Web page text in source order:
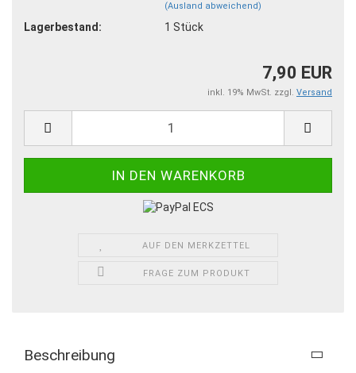
(Ausland abweichend)
Lagerbestand: 1 Stück
7,90 EUR
inkl. 19% MwSt. zzgl. Versand
AUF DEN MERKZETTEL
FRAGE ZUM PRODUKT
Beschreibung